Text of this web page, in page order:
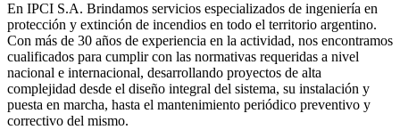
En IPCI S.A. Brindamos servicios especializados de ingeniería en
protección y extinción de incendios en todo el territorio argentino.
Con más de 30 años de experiencia en la actividad, nos encontramos
cualificados para cumplir con las normativas requeridas a nivel
nacional e internacional, desarrollando proyectos de alta
complejidad desde el diseño integral del sistema, su instalación y
puesta en marcha, hasta el mantenimiento periódico preventivo y
correctivo del mismo.